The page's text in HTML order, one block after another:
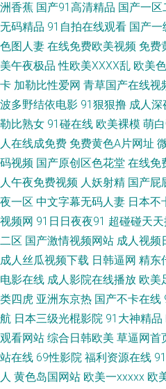
污色色五月 丁香五月在线综合 老司机
新网站 大香蕉福利导航 国产理伦 久久
基地专区 91黑丝射 岛国电影网 精东成
花 91页免费视频 超碰狠狠干 黄色A片
本私人 av男人天堂手机 福利姫精品导
利入口 伊人久久精品无码 91蜜桃破 午
日本 久久免费二区 欧美日韩国内 三级
18 AVA在线 成人快播视频 黄色无毒不
本足交视频 中日韩欧美色图 91午夜激
蕉草莓视频 97超碰在线伊人 国产深夜
洲香蕉 国产91高清精品 国产一区
无码精品 91自拍在线观看 国产一
色图人妻 在线免费欧美视频 免费
美午夜极品 性欧美ⅩⅩⅩⅩ乱 欧美
卡 加勒比性爱网 青草国产在线视
波多野结依电影 91狠狠撸 成人深
勒比熟女 91碰在线 欧美裸模 萌
人在线成免费 免费黄色A片网址
码视频 国产原创区色花堂 在线免
人午夜免费视频 人妖射精 国产屁
夜一区 中文字幕无码人妻 日本不
视频网 91日日夜夜91 超碰碰天
二区 国产激情视频网站 成人视频
成人丝瓜视频下载 日韩逼网 精东
电影在线 成人影院在线播放 欧美
类四虎 亚洲东京热 国产不卡在线
航 日本三级光棍影院 91大神精品
观看网站 综合日韩欧美 草逼网首
站在线 69性影院 福利资源在线
人 黄色岛国网站 欧美一xxxxx 欧